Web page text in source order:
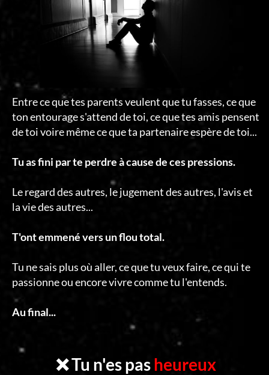
Entre ce que tes parents veulent que tu fasses, ce que
ton entourage s'attend de toi, ce que tes amis pensent
de toi voire même ce que ta partenaire espère de toi...
Tu as fini par te perdre à cause de ces pressions.
Le regard des autres, le jugement des autres, l'avis et
la vie des autres...
T'ont emmené vers un flou total.
Tu ne sais plus où aller, ce que tu veux faire, ce qui te
passionne ou encore vivre comme tu l'entends.
Au final...
❌ Tu n'es pasheureux